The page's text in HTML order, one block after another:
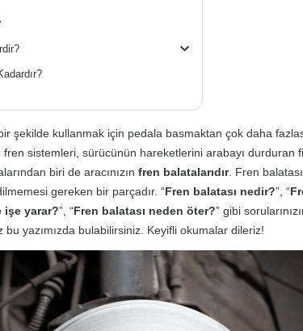
şekilde kullanmak için pedala basmaktan çok daha
fren sistemleri, sürücünün hareketlerini arabayı durduran
biri de aracınızın fren balatalarıdır. Fren
gereken bir parçadır. “Fren balatası nedir?”, “
işe yarar?”, “Fren balatası neden öter?” gibi
bu yazımızda bulabilirsiniz. Keyifli okumalar dileriz!